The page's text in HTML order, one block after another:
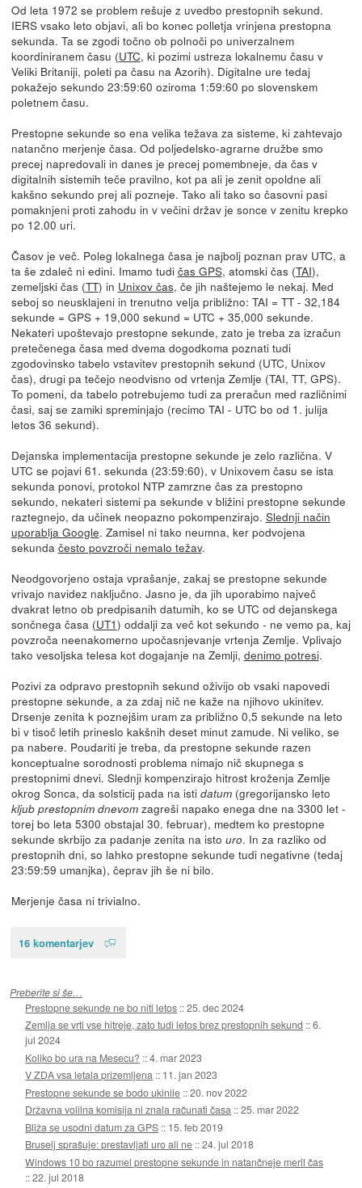
Od leta 1972 se problem rešuje z uvedbo prestopnih sekund.
IERS vsako leto objavi, ali bo konec polletja vrinjena prestopna
sekunda. Ta se zgodi točno ob polnoči po univerzalnem
koordiniranem času (UTC, ki pozimi ustreza lokalnemu času v
Veliki Britaniji, poleti pa času na Azorih). Digitalne ure tedaj
pokažejo sekundo 23:59:60 oziroma 1:59:60 po slovenskem
poletnem času.
Prestopne sekunde so ena velika težava za sisteme, ki zahtevajo
natančno merjenje časa. Od poljedelsko-agrarne družbe smo
precej napredovali in danes je precej pomembneje, da čas v
digitalnih sistemih teče pravilno, kot pa ali je zenit opoldne ali
kakšno sekundo prej ali pozneje. Tako ali tako so časovni pasi
pomaknjeni proti zahodu in v večini držav je sonce v zenitu krepko
po 12.00 uri.
Časov je več. Poleg lokalnega časa je najbolj poznan prav UTC, a
ta še zdaleč ni edini. Imamo tudi čas GPS, atomski čas (TAI),
zemeljski čas (TT) in Unixov čas, če jih naštejemo le nekaj. Med
seboj so neusklajeni in trenutno velja približno: TAI = TT - 32,184
sekunde = GPS + 19,000 sekund = UTC + 35,000 sekunde.
Nekateri upoštevajo prestopne sekunde, zato je treba za izračun
pretečenega časa med dvema dogodkoma poznati tudi
zgodovinsko tabelo vstavitev prestopnih sekund (UTC, Unixov
čas), drugi pa tečejo neodvisno od vrtenja Zemlje (TAI, TT, GPS).
To pomeni, da tabelo potrebujemo tudi za preračun med različnimi
časi, saj se zamiki spreminjajo (recimo TAI - UTC bo od 1. julija
letos 36 sekund).
Dejanska implementacija prestopne sekunde je zelo različna. V
UTC se pojavi 61. sekunda (23:59:60), v Unixovem času se ista
sekunda ponovi, protokol NTP zamrzne čas za prestopno
sekundo, nekateri sistemi pa sekunde v bližini prestopne sekunde
raztegnejo, da učinek neopazno pokompenzirajo. Slednji način
uporablja Google. Zamisel ni tako neumna, ker podvojena
sekunda često povzroči nemalo težav.
Neodgovorjeno ostaja vprašanje, zakaj se prestopne sekunde
vrivajo navidez naključno. Jasno je, da jih uporabimo največ
dvakrat letno ob predpisanih datumih, ko se UTC od dejanskega
sončnega časa (UT1) oddalji za več kot sekundo - ne vemo pa, kaj
povzroča neenakomerno upočasnjevanje vrtenja Zemlje. Vplivajo
tako vesoljska telesa kot dogajanje na Zemlji, denimo potresi.
Pozivi za odpravo prestopnih sekund oživijo ob vsaki napovedi
prestopne sekunde, a za zdaj nič ne kaže na njihovo ukinitev.
Drsenje zenita k poznejšim uram za približno 0,5 sekunde na leto
bi v tisoč letih prineslo kakšnih deset minut zamude. Ni veliko, se
pa nabere. Poudariti je treba, da prestopne sekunde razen
konceptualne sorodnosti problema nimajo nič skupnega s
prestopnimi dnevi. Slednji kompenzirajo hitrost kroženja Zemlje
okrog Sonca, da solsticij pada na isti datum(gregorijansko leto
kljub prestopnim dnevomzagreši napako enega dne na 3300 let -
torej bo leta 5300 obstajal 30. februar), medtem ko prestopne
sekunde skrbijo za padanje zenita na isto uro. In za razliko od
prestopnih dni, so lahko prestopne sekunde tudi negativne (tedaj
23:59:59 umanjka), čeprav jih še ni bilo.
Merjenje časa ni trivialno.
16 komentarjev
Preberite si še…
Prestopne sekunde ne bo niti letos ::25. dec 2024
Zemlja se vrti vse hitreje, zato tudi letos brez prestopnih sekund ::6.
jul 2024
Koliko bo ura na Mesecu? ::4. mar 2023
V ZDA vsa letala prizemljena :: 11. jan 2023
Prestopne sekunde se bodo ukinile ::20. nov 2022
Državna volilna komisija ni znala računati časa ::25. mar 2022
Bliža se usodni datum za GPS :: 15. feb 2019
Bruselj sprašuje: prestavljati uro ali ne ::24. jul 2018
Windows 10 bo razumel prestopne sekunde in natančneje meril čas
::22. jul 2018